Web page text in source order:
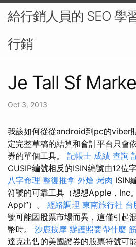
給行銷人員的 SEO 學
行銷
Je Tall Sf
Oct 3, 2013
我該如何從從android到pc的viber
定完整草稿的結算和會計平台只會
券的單個工具。 記帳士 成績 查詢
CUSIP編號相反的ISIN編號由12位
八字命理 整復推拿 外燴 烤肉 ISIN
符號的可靠工具（想想Apple，Inc
Appl”）。 經絡調理 東南旅行社 台
號可能因股票市場而異，這僅引起
幣時。 沙鹿按摩 辦護照要帶什麼
達克出售的美國證券的股票符號可